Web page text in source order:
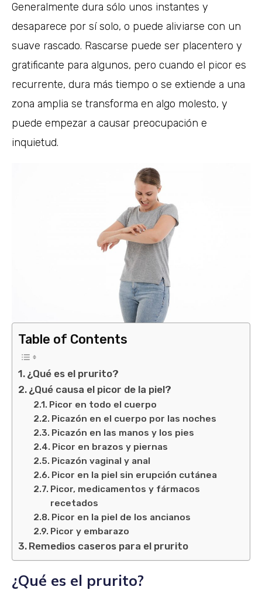
Generalmente dura sólo unos instantes y
desaparece por sí solo, o puede aliviarse con un
suave rascado. Rascarse puede ser placentero y
gratificante para algunos, pero cuando el picor es
recurrente, dura más tiempo o se extiende a una
zona amplia se transforma en algo molesto, y
puede empezar a causar preocupación e
inquietud.
Table of Contents
¿Qué es el prurito?
¿Qué causa el picor de la piel?
Picor en todo el cuerpo
Picazón en el cuerpo por las noches
Picazón en las manos y los pies
Picor en brazos y piernas
Picazón vaginal y anal
Picor en la piel sin erupción cutánea
Picor, medicamentos y fármacos
recetados
Picor en la piel de los ancianos
Picor y embarazo
Remedios caseros para el prurito
¿Qué es el prurito?